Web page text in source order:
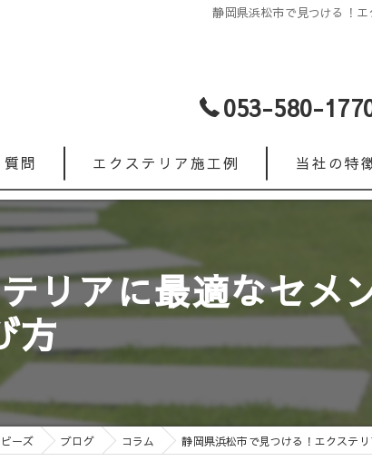
静岡県浜松市で見つける！
053-580-
問 エクステリア施工例 当社の特
ガレージ
人工芝
インターロッ
リアに最適なセメ
方
ーズ ブログ コラム 静岡県浜松市で見つける！エクステ